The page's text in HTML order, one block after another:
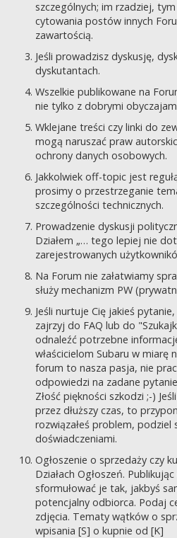
szczególnych; im rzadziej,
cytowania postów innych
zawartością.
Jeśli prowadzisz dyskusję,
dyskutantach.
Wszelkie publikowane na
nie tylko z dobrymi
Wklejane treści czy linki do
mogą naruszać praw
ochrony danych osobowych.
Jakkolwiek off-topic jest
prosimy o przestrzeganie
szczególności technicznych.
Prowadzenie dyskusji
Działem „… tego lepiej nie
zarejestrowanych
Na Forum nie załatwiamy
służy mechanizm PW
Jeśli nurtuje Cię jakieś
zajrzyj do FAQ lub do
odnaleźć potrzebne
właścicielom Subaru w miarę
forum to nasza pasja, nie
odpowiedzi na zadane
Złość piękności szkodzi ;-)
przez dłuższy czas, to
rozwiązałeś problem, podziel
doświadczeniami.
Ogłoszenie o sprzedaży czy
Działach Ogłoszeń.
sformułować je tak, jakbyś
potencjalny odbiorca. Podaj
zdjęcia. Tematy wątków o
wpisania [S] o kupnie od [K]